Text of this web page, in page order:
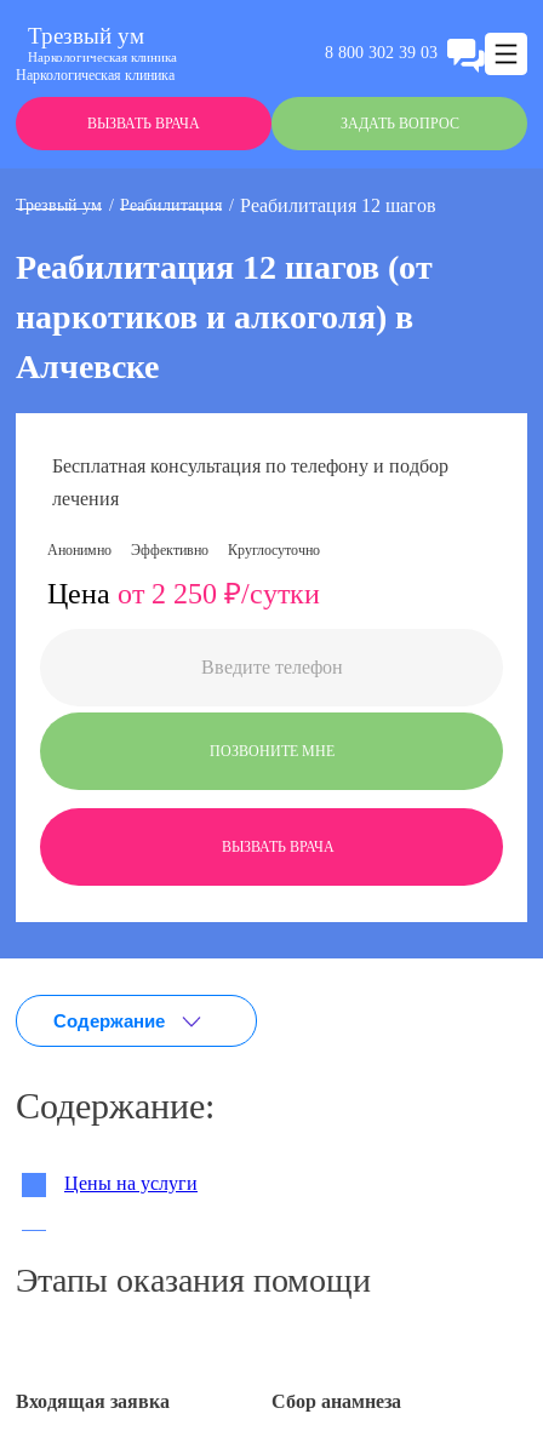
Трезвый ум
Наркологическая клиника
Наркологическая клиника
8 800 302 39 03
ВЫЗВАТЬ ВРАЧА ЗАДАТЬ ВОПРОС
Трезвый ум Реабилитация Реабилитация 12 шагов
Реабилитация 12 шагов (от
наркотиков и алкоголя) в
Алчевске
Бесплатная консультация по телефону и подбор
лечения
Анонимно Эффективно Круглосуточно
Цена от 2 250 ₽/сутки
ПОЗВОНИТЕ МНЕ
ВЫЗВАТЬ ВРАЧА
Содержание
Содержание:
Цены на услуги
Этапы оказания помощи
Входящая заявка
Сбор анамнеза